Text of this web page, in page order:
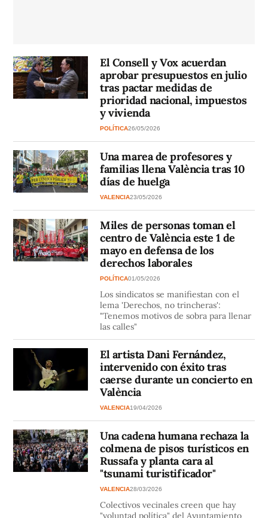
El Consell y Vox acuerdan
aprobar presupuestos en julio
tras pactar medidas de
prioridad nacional, impuestos
y vivienda
POLÍTICA26/05/2026
Una marea de profesores y
familias llena València tras 10
días de huelga
VALENCIA23/05/2026
Miles de personas toman el
centro de València este 1 de
mayo en defensa de los
derechos laborales
POLÍTICA01/05/2026
Los sindicatos se manifiestan con el
lema 'Derechos, no trincheras':
"Tenemos motivos de sobra para llenar
las calles"
El artista Dani Fernández,
intervenido con éxito tras
caerse durante un concierto en
València
VALENCIA19/04/2026
Una cadena humana rechaza la
colmena de pisos turísticos en
Russafa y planta cara al
"tsunami turistificador"
VALENCIA28/03/2026
Colectivos vecinales creen que hay
"voluntad política" del Ayuntamiento